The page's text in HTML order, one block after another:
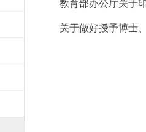
教育部办公厅关于
关于做好授予博士